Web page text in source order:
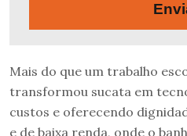
Mais do que um trabalho
transformou sucata em
custos e oferecendo
e de baixa renda, onde o